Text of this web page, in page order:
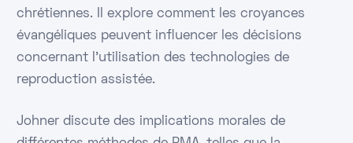
chrétiennes. Il explore comment les croyances
évangéliques peuvent influencer les décisions
concernant l'utilisation des technologies de
reproduction assistée.
Johner discute des implications morales de